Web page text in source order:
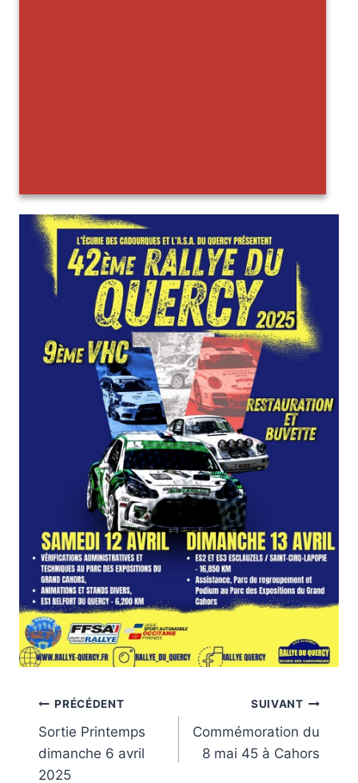
Navigation
de
l’article
PRÉCÉDENT
Sortie Printemps
dimanche 6 avril
2025
SUIVANT
Commémoration du
8 mai 45 à Cahors